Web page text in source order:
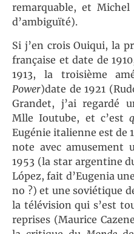
remarquable, et
d’ambiguïté).
Si j’en crois Ouiqui, la
française et date de
1913, la troisième
Power)date de 1921
Grandet, j’ai regardé
Mlle Ioutube, et c’est
Eugénie italienne est de
note avec amusement
1953 (la star argentine
López, fait d’Eugenia une
no ?) et une soviétique
la télévision qui s’est
reprises (Maurice